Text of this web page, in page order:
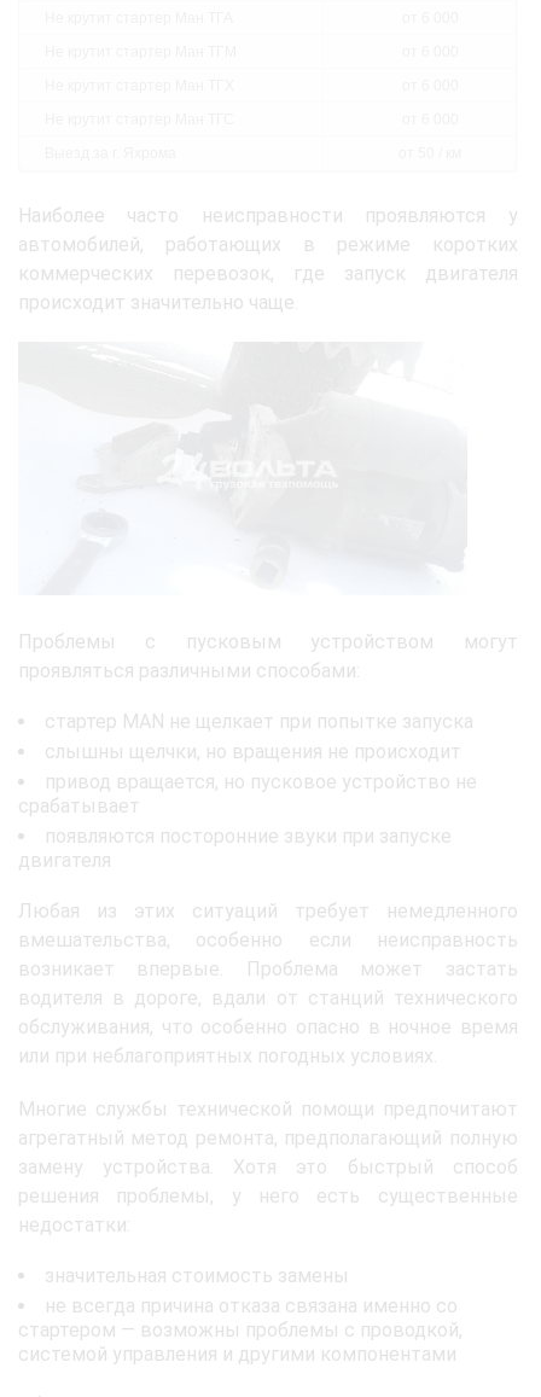
Наиболее часто неисправности проявляются у
автомобилей, работающих в режиме коротких
коммерческих перевозок, где запуск двигателя
происходит значительно чаще.
Проблемы с пусковым устройством могут
проявляться различными способами:
стартер MAN не щелкает при попытке запуска
слышны щелчки, но вращения не происходит
привод вращается, но пусковое устройство не
срабатывает
появляются посторонние звуки при запуске
двигателя
Любая из этих ситуаций требует немедленного
вмешательства, особенно если неисправность
возникает впервые. Проблема может застать
водителя в дороге, вдали от станций технического
обслуживания, что особенно опасно в ночное время
или при неблагоприятных погодных условиях.
Многие службы технической помощи предпочитают
агрегатный метод ремонта, предполагающий полную
замену устройства. Хотя это быстрый способ
решения проблемы, у него есть существенные
недостатки:
значительная стоимость замены
не всегда причина отказа связана именно со
стартером — возможны проблемы с проводкой,
системой управления и другими компонентами